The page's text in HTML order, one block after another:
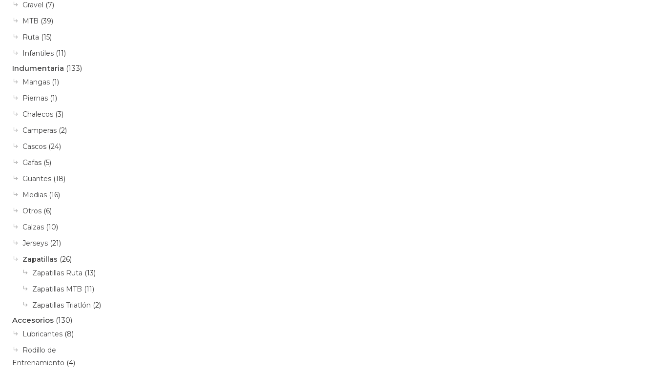
Gravel (7)
MTB (39)
Ruta (15)
Infantiles (11)
Indumentaria (133)
Mangas (1)
Piernas (1)
Chalecos (3)
Camperas (2)
Cascos (24)
Gafas (5)
Guantes (18)
Medias (16)
Otros (6)
Calzas (10)
Jerseys (21)
Zapatillas (26)
Zapatillas Ruta (13)
Zapatillas MTB (11)
Zapatillas Triatlón (2)
Accesorios (130)
Lubricantes (8)
Rodillo de
Entrenamiento (4)